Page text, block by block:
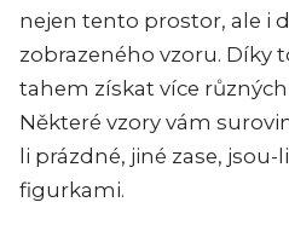
nejen tento prostor, ale i
zobrazeného vzoru. Díky
tahem získat více
Některé vzory vám
li prázdné, jiné zase,
figurkami.